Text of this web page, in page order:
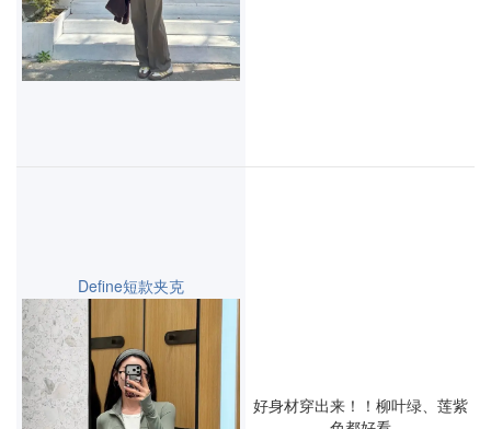
Define短款夹克
好身材穿出来！！柳叶绿、莲紫